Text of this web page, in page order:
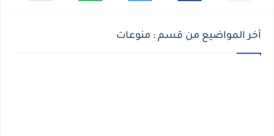
أخر المواضيع من قسم : منوعات